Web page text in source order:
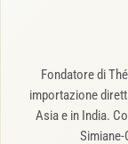
Fondatore di
importazione
Asia e in India.